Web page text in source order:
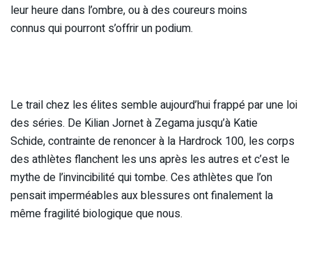
leur heure dans l’ombre, ou à des coureurs moins
connus qui pourront s’offrir un podium.
Le trail chez les élites semble aujourd’hui frappé par une loi
des séries. De Kilian Jornet à Zegama jusqu’à Katie
Schide, contrainte de renoncer à la Hardrock 100, les corps
des athlètes flanchent les uns après les autres et c’est le
mythe de l’invincibilité qui tombe. Ces athlètes que l’on
pensait imperméables aux blessures ont finalement la
même fragilité biologique que nous.